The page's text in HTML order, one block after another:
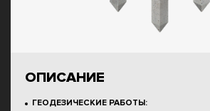
ОПИСАНИЕ
ГЕОДЕЗИЧЕСКИЕ РАБОТЫ: